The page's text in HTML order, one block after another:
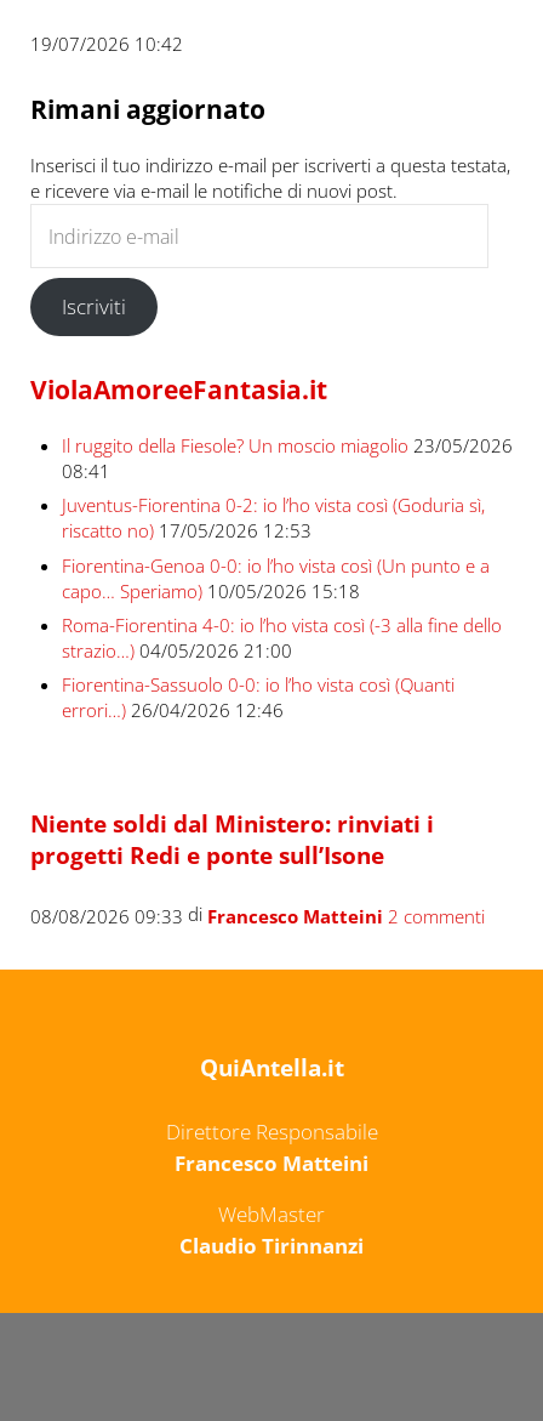
19/07/2026 10:42
Rimani aggiornato
Inserisci il tuo indirizzo e-mail per iscriverti a questa testata,
e ricevere via e-mail le notifiche di nuovi post.
Iscriviti
ViolaAmoreeFantasia.it
Il ruggito della Fiesole? Un moscio miagolio 23/05/2026
08:41
Juventus-Fiorentina 0-2: io l’ho vista così (Goduria sì,
riscatto no) 17/05/2026 12:53
Fiorentina-Genoa 0-0: io l’ho vista così (Un punto e a
capo… Speriamo) 10/05/2026 15:18
Roma-Fiorentina 4-0: io l’ho vista così (-3 alla fine dello
strazio…) 04/05/2026 21:00
Fiorentina-Sassuolo 0-0: io l’ho vista così (Quanti
errori…) 26/04/2026 12:46
Niente soldi dal Ministero: rinviati i
progetti Redi e ponte sull’Isone
08/08/2026 09:33 di Francesco Matteini 2 commenti
QuiAntella.it
Direttore Responsabile
Francesco Matteini
WebMaster
Claudio Tirinnanzi